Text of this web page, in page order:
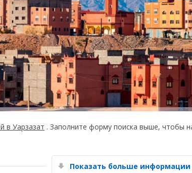
Получите
в Уарзазат . Заполните форму поиска выше, чтобы
Показать больше информации